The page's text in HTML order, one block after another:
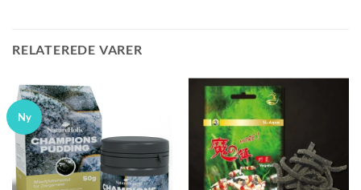
RELATEREDE VARER
Ny